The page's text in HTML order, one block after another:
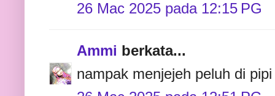
26 Mac 2025 pada 12:15 PG
Ammi berkata...
nampak menjejeh peluh di